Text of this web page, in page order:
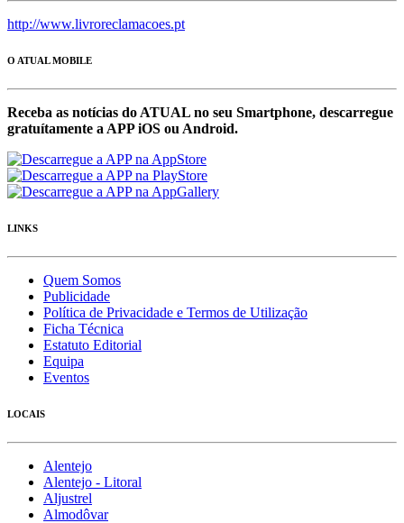
http://www.livroreclamacoes.pt
O ATUAL MOBILE
Receba as notícias do ATUAL no seu Smartphone, descarregue
gratuítamente a APP iOS ou Android.
LINKS
Quem Somos
Publicidade
Política de Privacidade e Termos de Utilização
Ficha Técnica
Estatuto Editorial
Equipa
Eventos
LOCAIS
Alentejo
Alentejo - Litoral
Aljustrel
Almodôvar